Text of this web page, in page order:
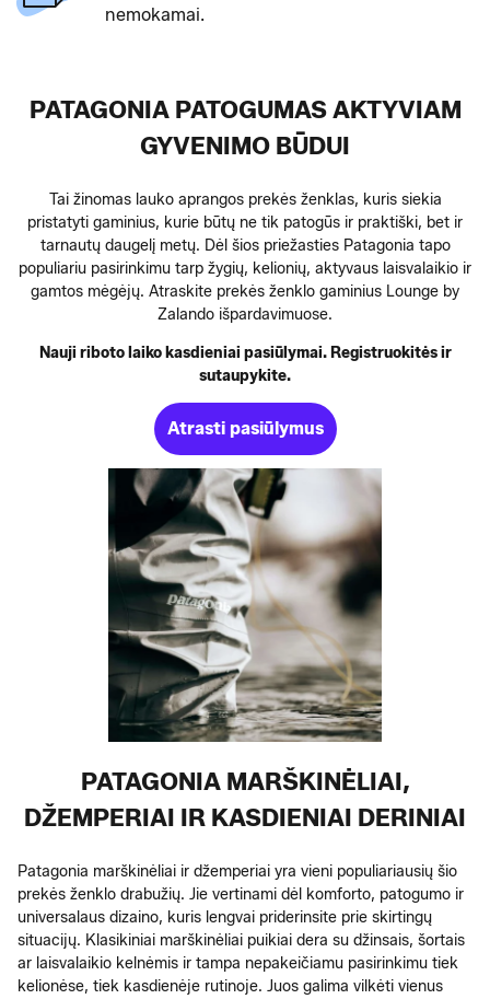
nemokamai.
PATAGONIA PATOGUMAS AKTYVIAM
GYVENIMO BŪDUI
Tai žinomas lauko aprangos prekės ženklas, kuris siekia
pristatyti gaminius, kurie būtų ne tik patogūs ir praktiški, bet ir
tarnautų daugelį metų. Dėl šios priežasties Patagonia tapo
populiariu pasirinkimu tarp žygių, kelionių, aktyvaus laisvalaikio ir
gamtos mėgėjų. Atraskite prekės ženklo gaminius Lounge by
Zalando išpardavimuose.
Nauji riboto laiko kasdieniai pasiūlymai. Registruokitės ir
sutaupykite.
Atrasti pasiūlymus
PATAGONIA MARŠKINĖLIAI,
DŽEMPERIAI IR KASDIENIAI DERINIAI
Patagonia marškinėliai ir džemperiai yra vieni populiariausių šio
prekės ženklo drabužių. Jie vertinami dėl komforto, patogumo ir
universalaus dizaino, kuris lengvai priderinsite prie skirtingų
situacijų. Klasikiniai marškinėliai puikiai dera su džinsais, šortais
ar laisvalaikio kelnėmis ir tampa nepakeičiamu pasirinkimu tiek
kelionėse, tiek kasdienėje rutinoje. Juos galima vilkėti vienus